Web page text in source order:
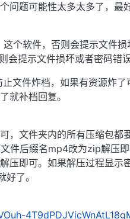
问题可能性太多太多了，最
个软件，否则会提示文件损
会提示文件损坏或者密码错误
文件炸档，如果有资源炸
就补档回复。
，文件夹内的所有压缩包都
件后缀名mp4改为zip解压
压即可。如果解压过程显示
了。